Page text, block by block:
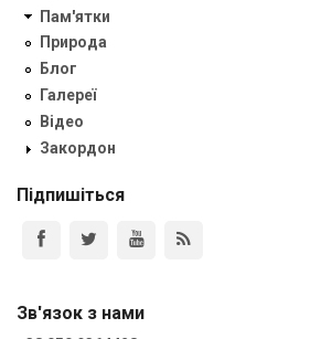
Пам'ятки
Природа
Блог
Галереї
Відео
Закордон
Підпишіться
Зв'язок з нами